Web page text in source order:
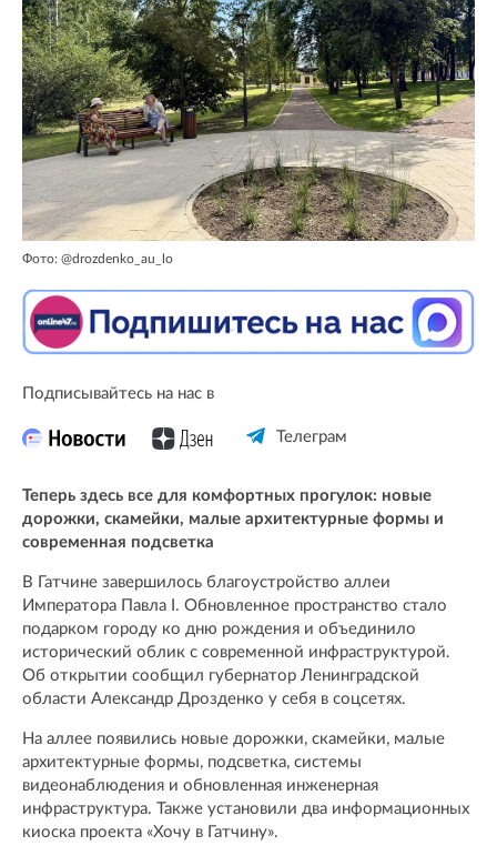
Фото: @drozdenko_au_lo
Подписывайтесь на нас в
Телеграм
Теперь здесь все для комфортных прогулок: новые
дорожки, скамейки, малые архитектурные формы и
современная подсветка
В Гатчине завершилось благоустройство аллеи
Императора Павла I. Обновленное пространство стало
подарком городу ко дню рождения и объединило
исторический облик с современной инфраструктурой.
Об открытии сообщил губернатор Ленинградской
области Александр Дрозденко у себя в соцсетях.
На аллее появились новые дорожки, скамейки, малые
архитектурные формы, подсветка, системы
видеонаблюдения и обновленная инженерная
инфраструктура. Также установили два информационных
киоска проекта «Хочу в Гатчину».